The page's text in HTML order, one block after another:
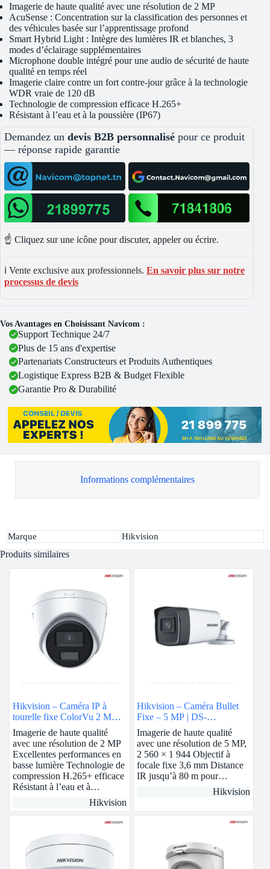
Imagerie de haute qualité avec une résolution de 2 MP
AcuSense : Concentration sur la classification des personnes et
des véhicules basée sur l’apprentissage profond
Smart Hybrid Light : Intègre des lumières IR et blanches, 3
modes d’éclairage supplémentaires
Microphone double intégré pour une audio de sécurité de haute
qualité en temps réel
Imagerie claire contre un fort contre-jour grâce à la technologie
WDR vraie de 120 dB
Technologie de compression efficace H.265+
Résistant à l’eau et à la poussière (IP67)
Demandez un devis B2B personnalisé pour ce produit
— réponse rapide garantie
☝️ Cliquez sur une icône pour discuter, appeler ou écrire.
ℹ️ Vente exclusive aux professionnels. En savoir plus sur notre
processus de devis
Vos Avantages en Choisissant Navicom :
Support Technique 24/7
Plus de 15 ans d'expertise
Partenariats Constructeurs et Produits Authentiques
Logistique Express B2B & Budget Flexible
Garantie Pro & Durabilité
Informations complémentaires
Marque Hikvision
Produits similaires
Hikvision – Caméra IP à
tourelle fixe ColorVu 2 MP |
2.8mm | DS-2CD1327G0-L
Imagerie de haute qualité
avec une résolution de 2 MP
Excellentes performances en
basse lumière Technologie de
compression H.265+ efficace
Résistant à l’eau et à…
Hikvision
Hikvision – Caméra Bullet
Fixe – 5 MP | DS-
2CE17H0T-IT5F
Imagerie de haute qualité
avec une résolution de 5 MP,
2 560 × 1 944 Objectif à
focale fixe 3,6 mm Distance
IR jusqu’à 80 m pour…
Hikvision